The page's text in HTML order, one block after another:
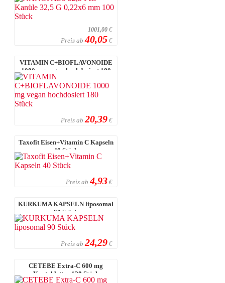
1001,00 €
Preis ab 40,05 €
VITAMIN C+BIOFLAVONOIDE
1000 mg vegan hochdosiert 180
Preis ab 20,39 €
Taxofit Eisen+Vitamin C Kapseln
40 Stück
Preis ab 4,93 €
KURKUMA KAPSELN liposomal
90 Stück
Preis ab 24,29 €
CETEBE Extra-C 600 mg
Kautabletten 120 Stück